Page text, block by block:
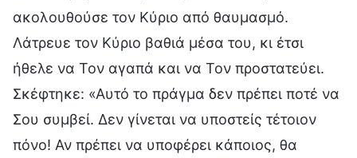
ακολουθούσε τον Κύριο από θαυμασμό.
Λάτρευε τον Κύριο βαθιά μέσα του, κι έτσι
ήθελε να Τον αγαπά και να Τον προστατεύει.
Σκέφτηκε: «Αυτό το πράγμα δεν πρέπει ποτέ να
Σου συμβεί. Δεν γίνεται να υποστείς τέτοιον
πόνο! Αν πρέπει να υποφέρει κάποιος, θα